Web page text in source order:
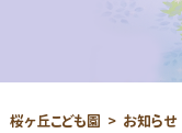
桜ヶ丘こども園 お知らせ